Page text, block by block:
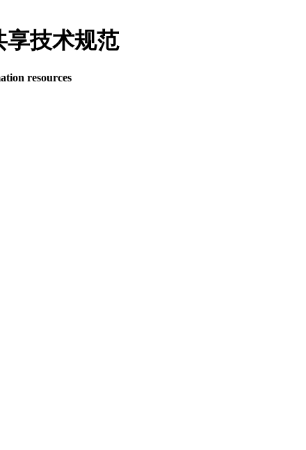
享技术规范
resources